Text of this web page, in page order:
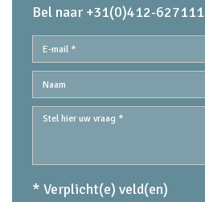
Bel naar +31(0)412-627111
* Verplicht(e) veld(en)